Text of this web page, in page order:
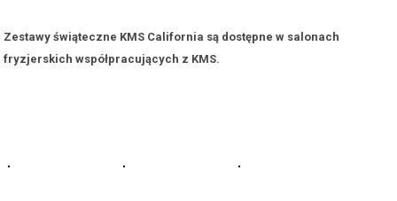
Zestawy świąteczne KMS California są dostępne w salonach
fryzjerskich współpracujących z KMS.